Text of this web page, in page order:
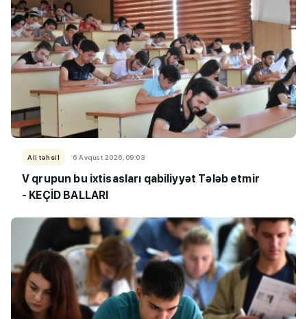
Ali təhsil 6 Avqust 2026, 09:03
V qrupun bu ixtisasları qabiliyyət Tələb etmir
- KEÇİD BALLARI